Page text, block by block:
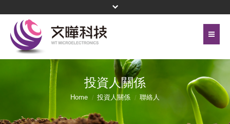
關於文曄
代理產品線
投資人關係
首頁
聯絡我們
網站地圖
投資人關係
Home 投資人關係 聯絡人